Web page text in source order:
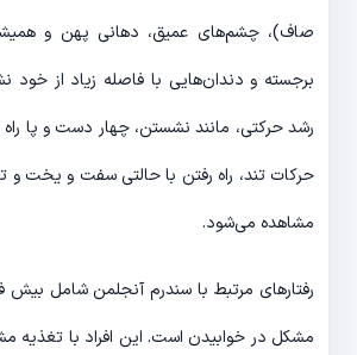
صاف)، چشم‌های عمیق، دهانی پهن و
برجسته و دندان‌هایی با فاصله زیاد از خود
رشد حرکتی، مانند نشستن، چهار دست و پا
حرکات تند، راه رفتن با حالتی سفت و یخت
مشاهده می‌شود.
رفتارهای مرتبط با سندرم آنجلمن شامل بیش
مشکل در خوابیدن است. این افراد با تغذیه